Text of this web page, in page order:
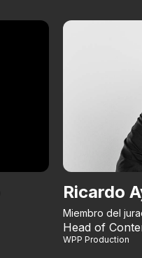
Ricardo
Miembro del
Head of
WPP Production